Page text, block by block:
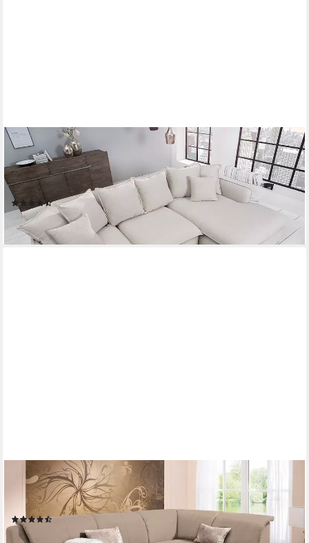
RIESS-AMBIENTE
Ecksofa HEAVEN 255cm natur - Flachgewebe, Pappelholz, inkl.
Kissen, Federkern, Einzelartikel 1 Teile, L-Förmig & abnehmbarer
Rundumbezug - Landhaus-Stil ideal f. Wohnzimmer
(10)
999,95 €
lieferbar - in 6-7 Werktagen bei dir
HOME AFFAIRE
Ecksofa Yesterday zeitlos und elegant, bequeme Armlehnen, L-
Form, Microfaser, natur
ab 899,99 € UVP1.599,99 €